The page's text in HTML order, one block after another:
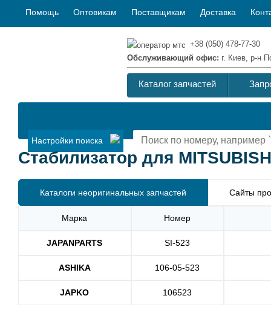
Помощь Оптовикам Поставщикам Доставка
+38 (050) 478-77-30
Обслуживающий офис: г. Киев, р-н
Каталог запчастей
Настройки поиска
Стабилизатор для
Каталоги неоригинальных запчастей Сайты
Марка Номер
JAPANPARTS SI-523
ASHIKA 106-05-523
JAPKO 106523